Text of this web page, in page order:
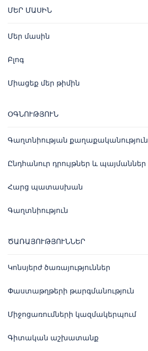
ՄԵՐ ՄԱՍԻՆ
Մեր մասին
Բլոգ
Միացեք մեր թիմին
ՕԳՆՈՒԹՅՈՒՆ
Գաղտնիության քաղաքականություն
Ընդհանուր դրույթներ և պայմաններ
Հարց պատասխան
Գաղտնիություն
ԾԱՌԱՅՈՒԹՅՈՒՆՆԵՐ
Կոնսյերժ ծառայություններ
Փաստաթղթերի թարգմանություն
Միջոցառումների կազմակերպում
Գիտական աշխատանք